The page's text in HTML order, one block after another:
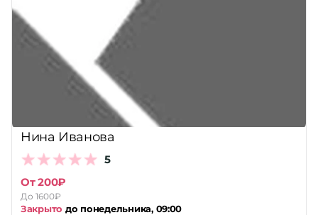
Стоимость услуг:
Принимает сертификаты
Сбросить
Нина Иванова
5
От 200₽
До 1600₽
Закрыто до понедельника, 09:00